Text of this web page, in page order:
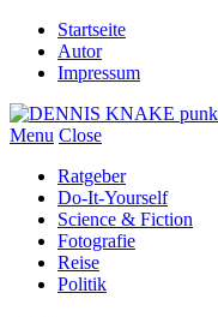
Startseite
Autor
Impressum
Menu Close
Ratgeber
Do-It-Yourself
Science & Fiction
Fotografie
Reise
Politik